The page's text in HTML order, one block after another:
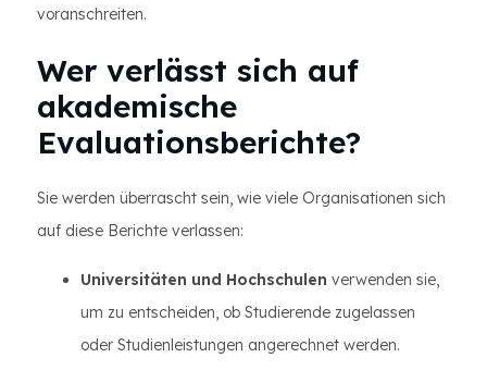
voranschreiten.
Wer verlässt sich auf
akademische
Evaluationsberichte?
Sie werden überrascht sein, wie viele Organisationen sich
auf diese Berichte verlassen:
Universitäten und Hochschulen verwenden sie,
um zu entscheiden, ob Studierende zugelassen
oder Studienleistungen angerechnet werden.